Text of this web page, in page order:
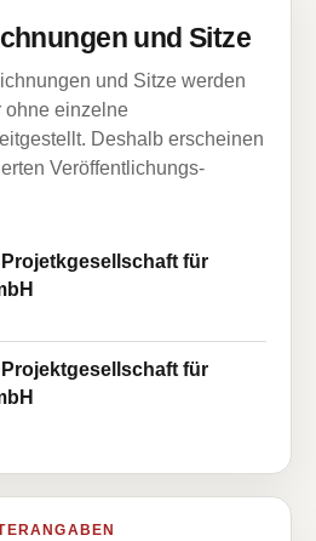
und Sitze
und Sitze werden
ohne einzelne
Deshalb erscheinen
Veröffentlichungs-
für
für